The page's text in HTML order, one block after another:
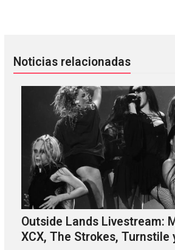
Noticias relacionadas
Outside Lands Livestream:
XCX, The Strokes, Turnstile